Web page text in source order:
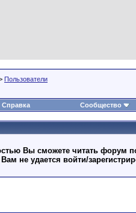
Пользователи
Справка Сообщество
Вы сможете читать форум
не удается войти/